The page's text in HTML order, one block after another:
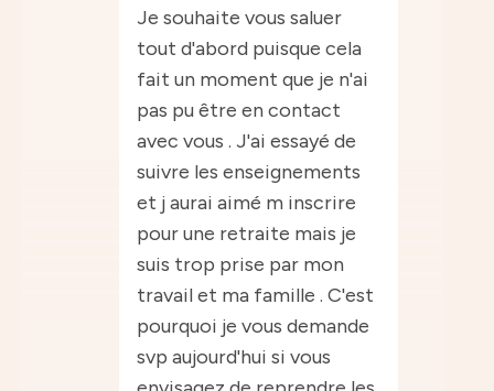
Je souhaite vous saluer
tout d'abord puisque cela
fait un moment que je n'ai
pas pu être en contact
avec vous . J'ai essayé de
suivre les enseignements
et j aurai aimé m inscrire
pour une retraite mais je
suis trop prise par mon
travail et ma famille . C'est
pourquoi je vous demande
svp aujourd'hui si vous